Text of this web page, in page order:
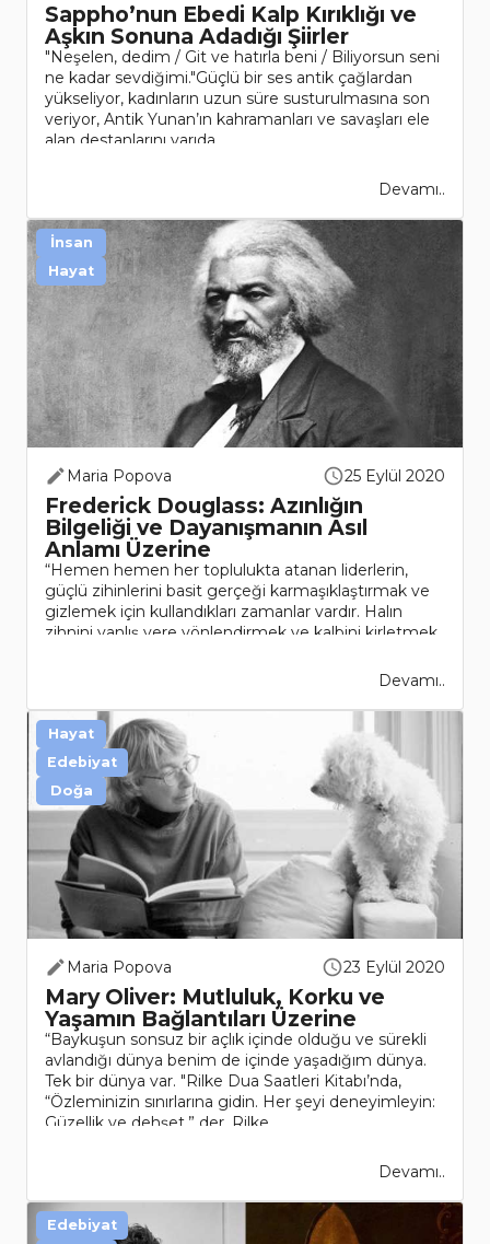
Sappho’nun Ebedi Kalp Kırıklığı ve
Aşkın Sonuna Adadığı Şiirler
"Neşelen, dedim / Git ve hatırla beni / Biliyorsun seni
ne kadar sevdiğimi."Güçlü bir ses antik çağlardan
yükseliyor, kadınların uzun süre susturulmasına son
veriyor, Antik Yunan’ın kahramanları ve savaşları ele
alan destanlarını yarıda ..
Devamı..
Maria Popova 25 Eylül 2020
Frederick Douglass: Azınlığın
Bilgeliği ve Dayanışmanın Asıl
Anlamı Üzerine
“Hemen hemen her toplulukta atanan liderlerin,
güçlü zihinlerini basit gerçeği karmaşıklaştırmak ve
gizlemek için kullandıkları zamanlar vardır. Halın
zihnini yanlış yere yönlendirmek ve kalbini kirletmek
Devamı..
İnsan
Hayat
Maria Popova 23 Eylül 2020
Mary Oliver: Mutluluk, Korku ve
Yaşamın Bağlantıları Üzerine
“Baykuşun sonsuz bir açlık içinde olduğu ve sürekli
avlandığı dünya benim de içinde yaşadığım dünya.
Tek bir dünya var. "Rilke Dua Saatleri Kitabı’nda,
“Özleminizin sınırlarına gidin. Her şeyi deneyimleyin:
Güzellik ve dehşet,” der. Rilke, ..
Devamı..
Hayat
Edebiyat
Doğa
Edebiyat